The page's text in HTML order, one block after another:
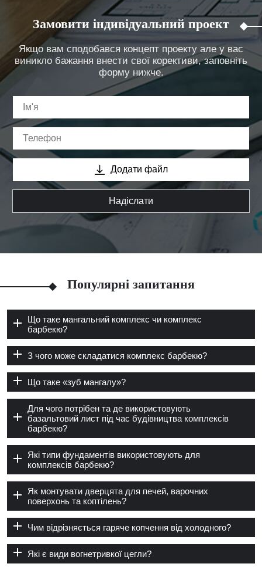
Замовити індивідуальний проект
Якщо вам сподобався концепт проекту але у вас
виникло бажання внести свої корективи, заповніть
форму нижче.
Додати файл
Надіслати
Популярні запитання
Що таке мангальний комплекс чи комплекс
барбекю?
З чого може складатися комплекс барбекю?
Що таке «зуб мангалу»?
Для чого потрібен та де використовують
базальтовий лист під час будівництва комплексів
барбекю?
Які типи фундаментів використовують для
комплексів барбекю?
Як монтувати дверцята для печей, варочних
поверхонь та коптілень?
Чим відрізняється гаряче копчення від холодного?
Які є види вогнетривкої цегли?